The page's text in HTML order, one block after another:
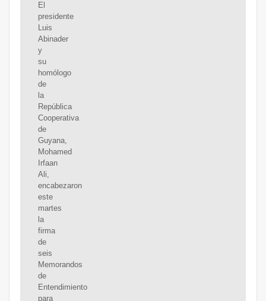
El
presidente
Luis
Abinader
y
su
homólogo
de
la
República
Cooperativa
de
Guyana,
Mohamed
Irfaan
Ali,
encabezaron
este
martes
la
firma
de
seis
Memorandos
de
Entendimiento
para